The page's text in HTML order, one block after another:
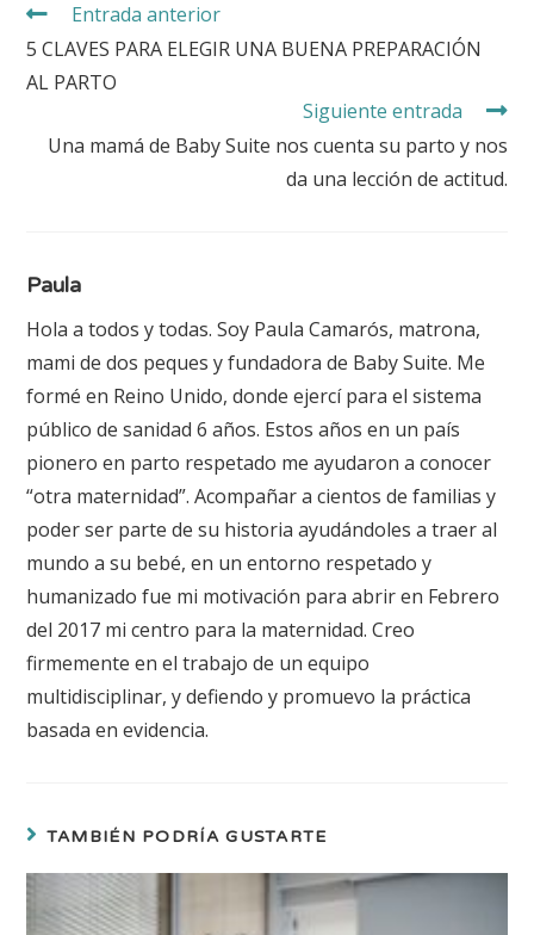
Entrada anterior
5 CLAVES PARA ELEGIR UNA BUENA PREPARACIÓN
AL PARTO
Siguiente entrada
Una mamá de Baby Suite nos cuenta su parto y nos
da una lección de actitud.
Paula
Hola a todos y todas. Soy Paula Camarós, matrona,
mami de dos peques y fundadora de Baby Suite. Me
formé en Reino Unido, donde ejercí para el sistema
público de sanidad 6 años. Estos años en un país
pionero en parto respetado me ayudaron a conocer
“otra maternidad”. Acompañar a cientos de familias y
poder ser parte de su historia ayudándoles a traer al
mundo a su bebé, en un entorno respetado y
humanizado fue mi motivación para abrir en Febrero
del 2017 mi centro para la maternidad. Creo
firmemente en el trabajo de un equipo
multidisciplinar, y defiendo y promuevo la práctica
basada en evidencia.
TAMBIÉN PODRÍA GUSTARTE